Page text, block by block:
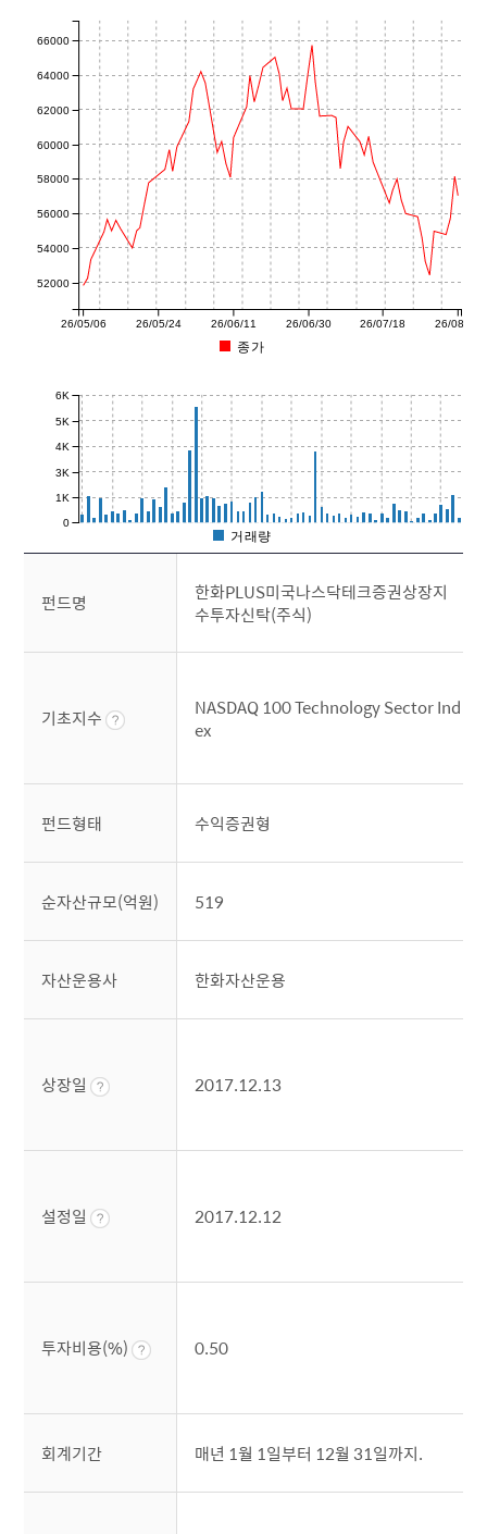
26/05/06 26/05/24 26/06/11 26/06/30 26/07/18 26/08/06
52000
54000
56000
58000
60000
62000
64000
66000
종가
0
1K
3K
4K
5K
6K
거래량
펀드명
한화PLUS미국나스닥테크증권상장지
수투자신탁(주식)
기초지수
NASDAQ 100 Technology Sector Ind
ex
펀드형태 수익증권형
순자산규모(억원) 519
자산운용사 한화자산운용
상장일 2017.12.13
설정일 2017.12.12
투자비용(%) 0.50
회계기간 매년 1월 1일부터 12월 31일까지.